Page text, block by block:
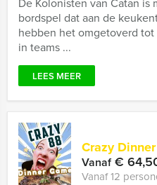
bordspel dat aan de
hebben het omgetoverd
in teams ...
LEES MEER
Crazy
Vanaf€
Vanaf 12